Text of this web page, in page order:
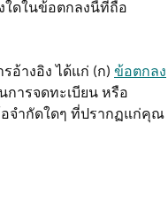
งใดในข้อตกลงนี้ที่ถือ
อ้างอิง ได้แก่ (ก) ข้อตกลง
การจดทะเบียน หรือ
จำกัดใดๆ ที่ปรากฏแก่คุณ